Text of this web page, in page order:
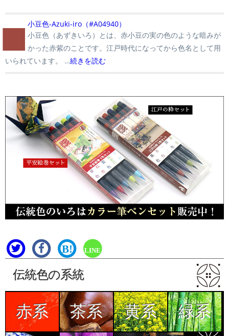
■小豆色-Azuki-iro（#A04940）
小豆色（あずきいろ）とは、赤小豆の実の色のような暗みが
かった赤紫のことです。江戸時代になってから色名として用
いられています。 …続きを読む
B! LINE
伝統色の系統
赤系 茶系 黄系 緑系